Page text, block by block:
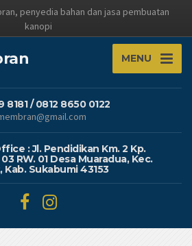
penyedia bahan dan jasa pembuatan
kanopi
MENU
8181 / 0812 8650 0122
: Jl. Pendidikan Km. 2 Kp.
RW. 01 Desa Muaradua, Kec.
Kab. Sukabumi 43153